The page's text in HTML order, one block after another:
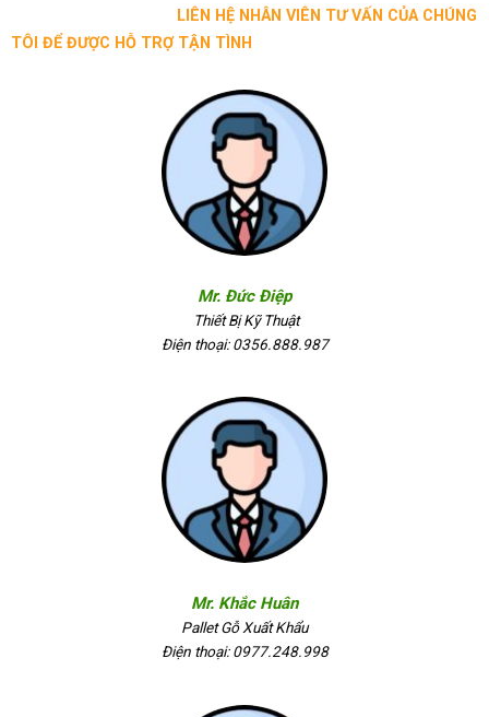
LIÊN HỆ NHÂN VIÊN TƯ VẤN CỦA CHÚNG
TÔI ĐỂ ĐƯỢC HỖ TRỢ TẬN TÌNH
Mr. Đức Điệp
Thiết Bị Kỹ Thuật
Điện thoại: 0356.888.987
Mr. Khắc Huân
Pallet Gỗ Xuất Khẩu
Điện thoại: 0977.248.998